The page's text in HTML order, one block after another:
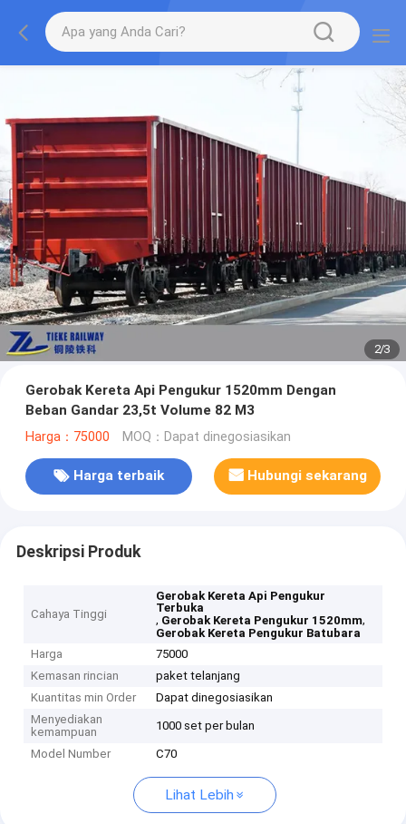
2/3
Gerobak Kereta Api Pengukur 1520mm Dengan
Beban Gandar 23,5t Volume 82 M3
Harga：75000 MOQ：Dapat dinegosiasikan
Harga terbaik Hubungi sekarang
Deskripsi Produk
Cahaya Tinggi
Gerobak Kereta Api Pengukur
Terbuka
, Gerobak Kereta Pengukur 1520mm,
Gerobak Kereta Pengukur Batubara
Harga
75000
Kemasan rincian
paket telanjang
Kuantitas min Order
Dapat dinegosiasikan
Menyediakan
kemampuan
1000 set per bulan
Model Number C70
Lihat Lebih